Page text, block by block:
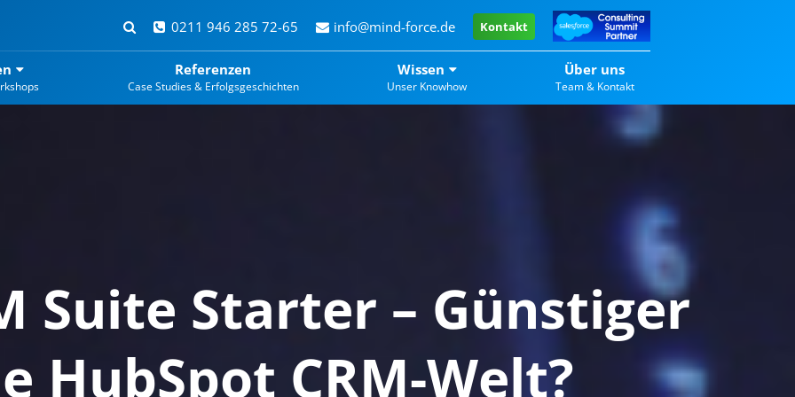
0211 946 285 72-65 info@mind-force.de Kontakt
Referenzen
Case Studies & Erfolgsgeschichten
Wissen
Unser Knowhow
Über uns
Team & Kontakt
Suite Starter – Günstiger
HubSpot CRM-Welt?